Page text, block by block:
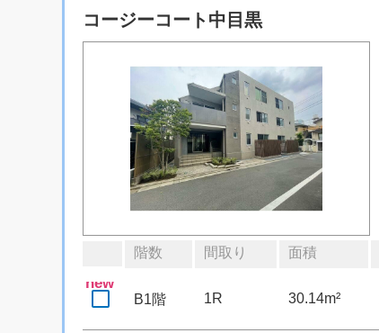
コージーコート中目黒
階数 間取り 面積
new
B1階 1R 30.14m²